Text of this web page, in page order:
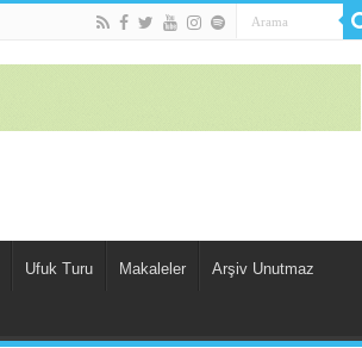
Ufuk Turu Makaleler Arşiv Unutmaz